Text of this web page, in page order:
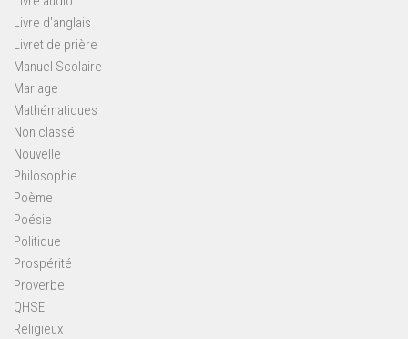
Livre d'anglais
Livret de prière
Manuel Scolaire
Mariage
Mathématiques
Non classé
Nouvelle
Philosophie
Poème
Poésie
Politique
Prospérité
Proverbe
QHSE
Religieux